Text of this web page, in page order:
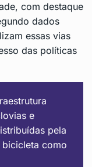
com destaque
dados
essas vias
das políticas
e
pela
como